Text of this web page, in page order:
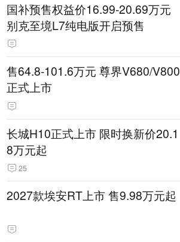
国补预售权益价16.99-20.69万元
别克至境L7纯电版开启预售
售64.8-101.6万元 尊界V680/V800
正式上市
长城H10正式上市 限时换新价20.1
8万元起
25
2027款埃安RT上市 售9.98万元起